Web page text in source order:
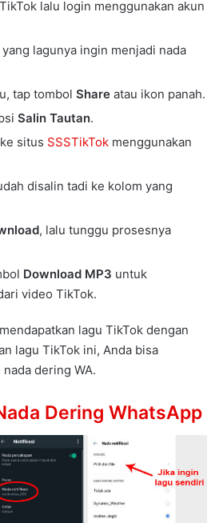
lalu login menggunakan akun
lagunya ingin menjadi nada
tap tombol Share atau ikon panah.
Salin Tautan.
situs SSSTikTok menggunakan
disalin tadi ke kolom yang
, lalu tunggu prosesnya
Download MP3 untuk
video TikTok.
lagu TikTok dengan
lagu TikTok ini, Anda bisa
dering WA.
Dering WhatsApp